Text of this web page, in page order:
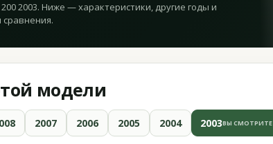
200 2003. Ниже — характеристики, другие годы и
модели
2007 2006 2005 2004 2003ВЫ СМОТРИТЕ